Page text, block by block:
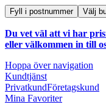
Fyll i postnummer Välj
Du vet väl att vi har
eller välkommen in till
Hoppa över navigation
Kundtjänst
PrivatkundFöretagskund
Mina Favoriter